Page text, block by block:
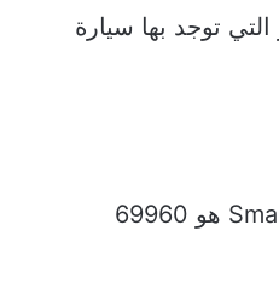
توجد بها سيارة
هو 69960